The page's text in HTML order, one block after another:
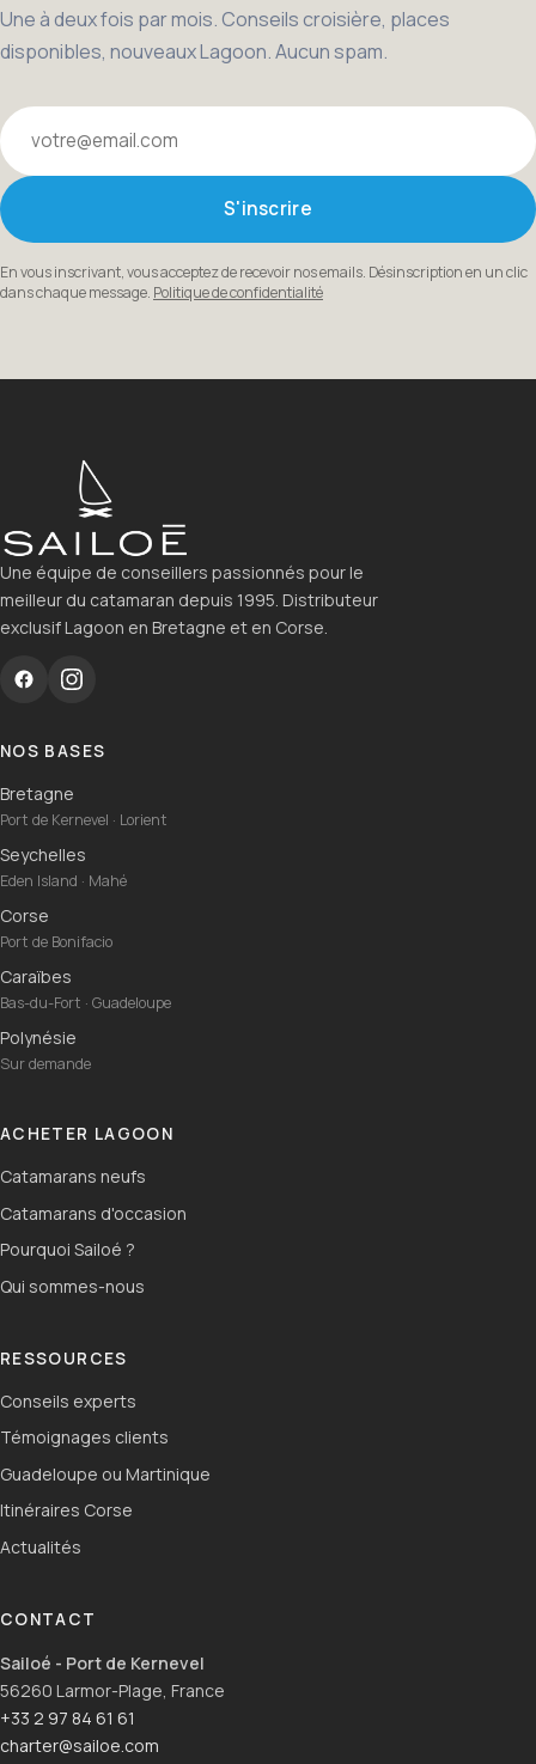
Une à deux fois par mois. Conseils croisière, places
disponibles, nouveaux Lagoon. Aucun spam.
Votre email
S'inscrire
En vous inscrivant, vous acceptez de recevoir nos emails. Désinscription en un clic
dans chaque message. Politique de confidentialité
Une équipe de conseillers passionnés pour le
meilleur du catamaran depuis 1995. Distributeur
exclusif Lagoon en Bretagne et en Corse.
NOS BASES
Bretagne
Port de Kernevel · Lorient
Seychelles
Eden Island · Mahé
Corse
Port de Bonifacio
Caraïbes
Bas-du-Fort · Guadeloupe
Polynésie
Sur demande
ACHETER LAGOON
Catamarans neufs
Catamarans d'occasion
Pourquoi Sailoé ?
Qui sommes-nous
RESSOURCES
Conseils experts
Témoignages clients
Guadeloupe ou Martinique
Itinéraires Corse
Actualités
CONTACT
Sailoé - Port de Kernevel
56260 Larmor-Plage, France
+33 2 97 84 61 61
charter@sailoe.com